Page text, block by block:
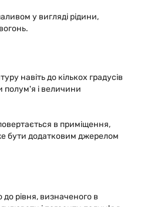
у вигляді рідини,
навіть до кількох градусів
полум'я і величини
в приміщення,
бути додатковим джерелом
рівня, визначеного в